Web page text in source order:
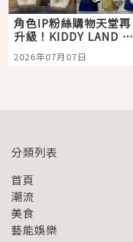
角色IP粉絲購物天堂再
升級！KIDDY LAND 原
宿店吉伊卡哇迎客，新
開幕 OMOKADO 店3分
2026年07月07日
分類列表
首頁
潮流
美食
藝能娛樂